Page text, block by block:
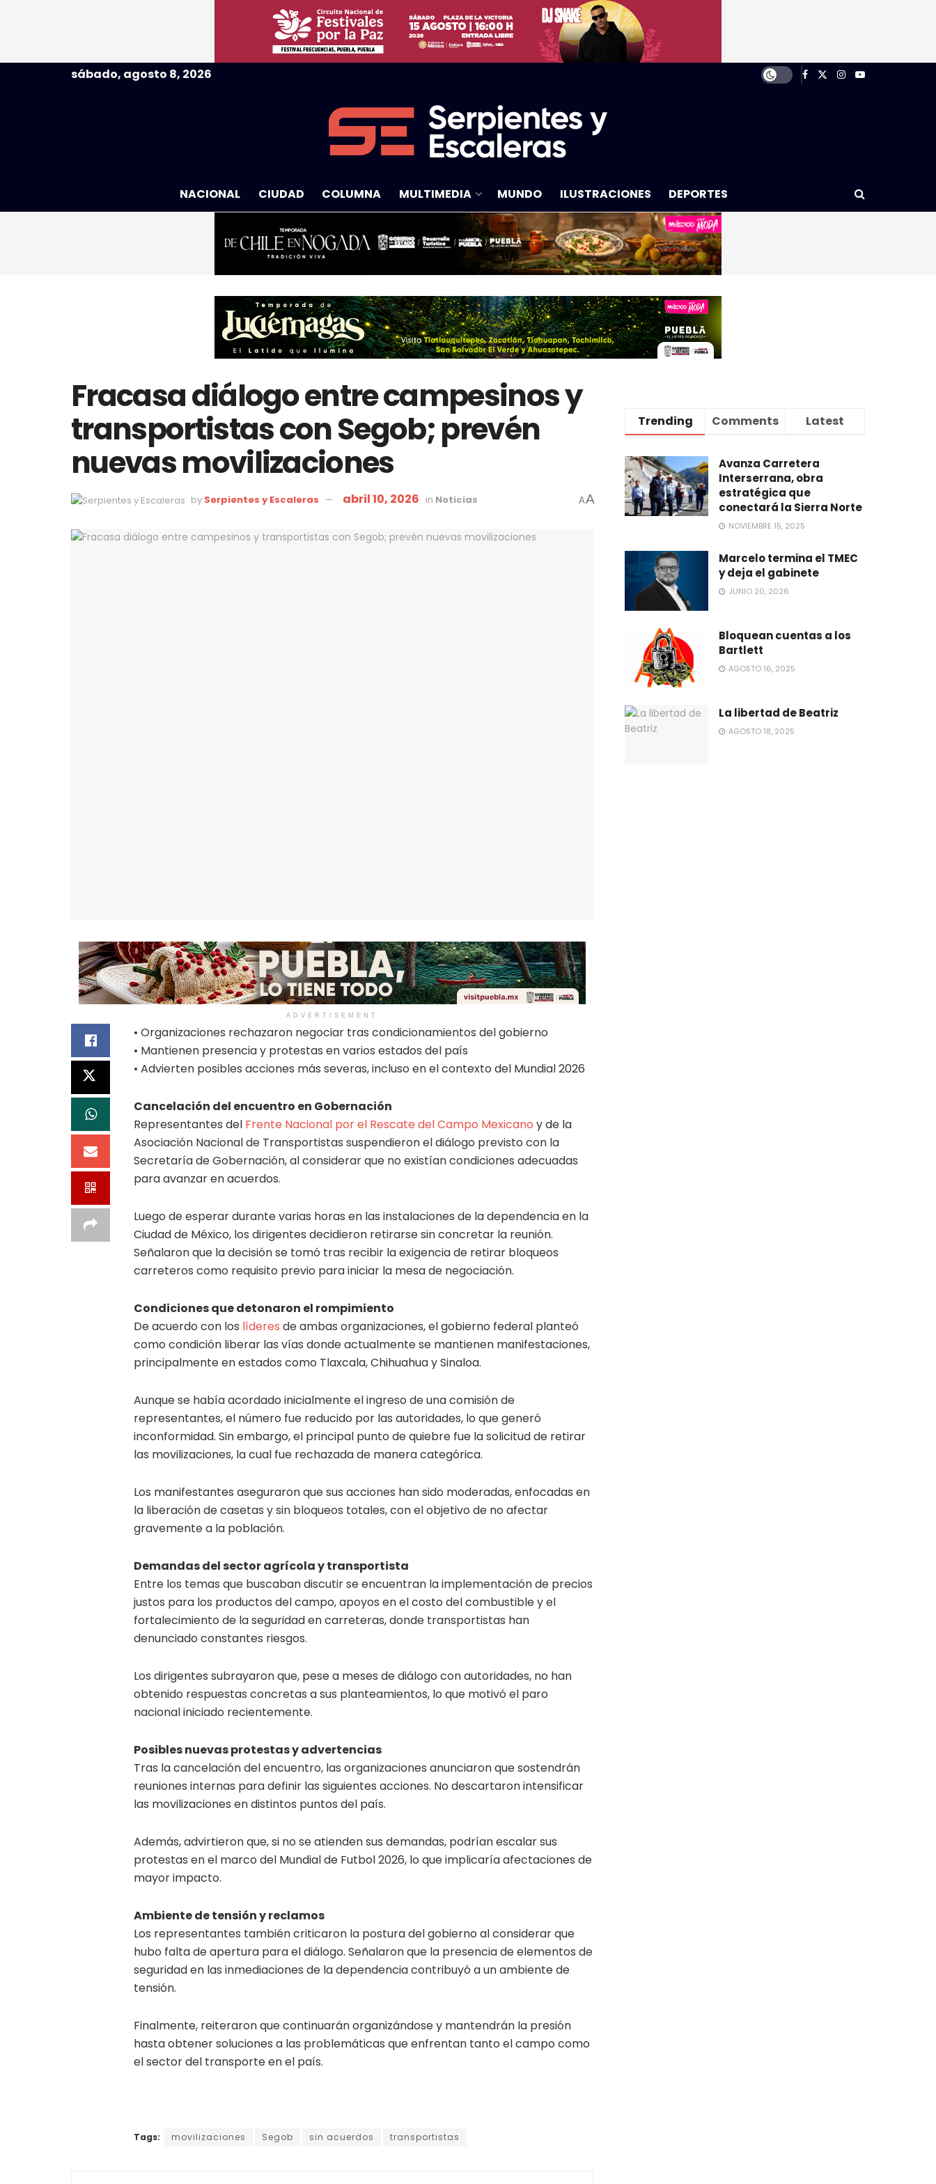
sábado, agosto 8, 2026
NACIONAL CIUDAD COLUMNA MULTIMEDIA MUNDO ILUSTRACIONES DEPORTES
Fracasa diálogo entre campesinos y
transportistas con Segob; prevén
nuevas movilizaciones
by Serpientes y Escaleras abril 10, 2026 in Noticias AA
ADVERTISEMENT
• Organizaciones rechazaron negociar tras condicionamientos del gobierno
• Mantienen presencia y protestas en varios estados del país
• Advierten posibles acciones más severas, incluso en el contexto del Mundial 2026
Cancelación del encuentro en Gobernación
Representantes del Frente Nacional por el Rescate del Campo Mexicano y de la
Asociación Nacional de Transportistas suspendieron el diálogo previsto con la
Secretaría de Gobernación, al considerar que no existían condiciones adecuadas
para avanzar en acuerdos.
Luego de esperar durante varias horas en las instalaciones de la dependencia en la
Ciudad de México, los dirigentes decidieron retirarse sin concretar la reunión.
Señalaron que la decisión se tomó tras recibir la exigencia de retirar bloqueos
carreteros como requisito previo para iniciar la mesa de negociación.
Condiciones que detonaron el rompimiento
De acuerdo con los líderes de ambas organizaciones, el gobierno federal planteó
como condición liberar las vías donde actualmente se mantienen manifestaciones,
principalmente en estados como Tlaxcala, Chihuahua y Sinaloa.
Aunque se había acordado inicialmente el ingreso de una comisión de
representantes, el número fue reducido por las autoridades, lo que generó
inconformidad. Sin embargo, el principal punto de quiebre fue la solicitud de retirar
las movilizaciones, la cual fue rechazada de manera categórica.
Los manifestantes aseguraron que sus acciones han sido moderadas, enfocadas en
la liberación de casetas y sin bloqueos totales, con el objetivo de no afectar
gravemente a la población.
Demandas del sector agrícola y transportista
Entre los temas que buscaban discutir se encuentran la implementación de precios
justos para los productos del campo, apoyos en el costo del combustible y el
fortalecimiento de la seguridad en carreteras, donde transportistas han
denunciado constantes riesgos.
Los dirigentes subrayaron que, pese a meses de diálogo con autoridades, no han
obtenido respuestas concretas a sus planteamientos, lo que motivó el paro
nacional iniciado recientemente.
Posibles nuevas protestas y advertencias
Tras la cancelación del encuentro, las organizaciones anunciaron que sostendrán
reuniones internas para definir las siguientes acciones. No descartaron intensificar
las movilizaciones en distintos puntos del país.
Además, advirtieron que, si no se atienden sus demandas, podrían escalar sus
protestas en el marco del Mundial de Futbol 2026, lo que implicaría afectaciones de
mayor impacto.
Ambiente de tensión y reclamos
Los representantes también criticaron la postura del gobierno al considerar que
hubo falta de apertura para el diálogo. Señalaron que la presencia de elementos de
seguridad en las inmediaciones de la dependencia contribuyó a un ambiente de
tensión.
Finalmente, reiteraron que continuarán organizándose y mantendrán la presión
hasta obtener soluciones a las problemáticas que enfrentan tanto el campo como
el sector del transporte en el país.
Tags: movilizaciones Segob sin acuerdos transportistas
Trending Comments Latest
Avanza Carretera
Interserrana, obra
estratégica que
conectará la Sierra Norte
NOVIEMBRE 15, 2025
Marcelo termina el TMEC
y deja el gabinete
JUNIO 20, 2026
Bloquean cuentas a los
Bartlett
AGOSTO 16, 2025
La libertad de Beatriz
AGOSTO 18, 2025